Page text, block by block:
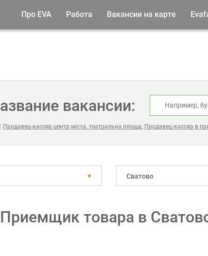
Про EVA Работа Вакансии на карте
вакансии:
Продавец-кассир центр міста, театральна площа, Продавец-кассир в
Сватово
товара в